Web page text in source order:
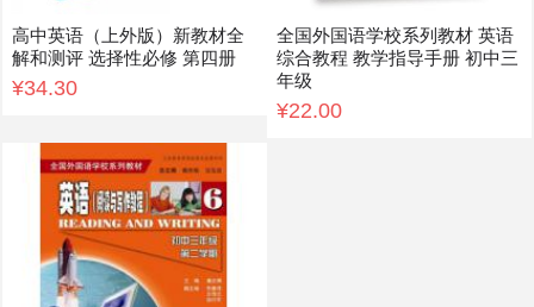
高中英语（上外版）新教材全
解和测评 选择性必修 第四册
¥34.30
全国外国语学校系列教材 英语
综合教程 教学指导手册 初中三
年级
¥22.00